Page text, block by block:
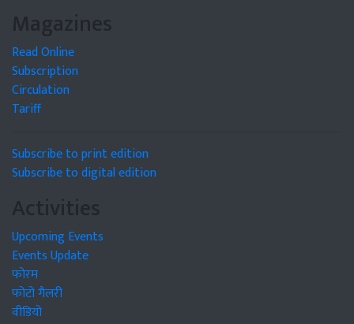
Magazines
Read Online
Subscription
Circulation
Tariff
Subscribe to print edition
Subscribe to digital edition
Activities
Upcoming Events
Events Update
फोरम
फोटो गैलरी
वीडियो